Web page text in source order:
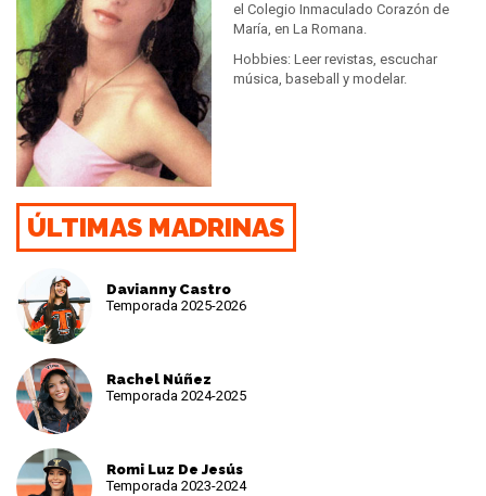
el Colegio Inmaculado Corazón de
María, en La Romana.
Hobbies: Leer revistas, escuchar
música, baseball y modelar.
ÚLTIMAS MADRINAS
Davianny Castro
Temporada 2025-2026
Rachel Núñez
Temporada 2024-2025
Romi Luz De Jesús
Temporada 2023-2024